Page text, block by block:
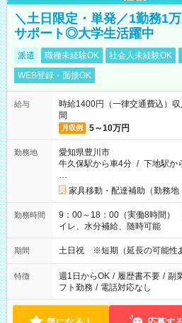
＼土日限定・単発／1勤務1
サポート◎大学生活躍中
派遣 職種未経験OK 社会人未経験OK
WEB登録・面接OK
給与
時給1400円（一律交通費込）
間
月収例 5～10万円
勤務地
愛知県豊川市
牛久保駅から車4分 / 下地駅か
…
家具移動・配達補助（勤務地
勤務時間
9：00～18：00（実働8時間） 【残業】なし 【休憩】60分 ・ト
イレ、水分補給、随時可能
期間 土日祝 ※短期（延長の可能性
特徴 週1日からOK / 履歴書不要 / 副
フト勤務 / 電話対応なし